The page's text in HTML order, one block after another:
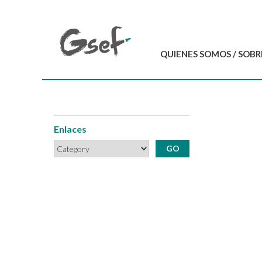
QUIENES SOMOS /
Carta y Estatutos
Contáctenos
Enlaces